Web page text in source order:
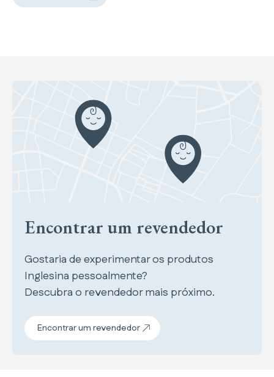
Encontrar um revendedor
Gostaria de experimentar os produtos
Inglesina pessoalmente?
Descubra o revendedor mais próximo.
Encontrar um revendedor